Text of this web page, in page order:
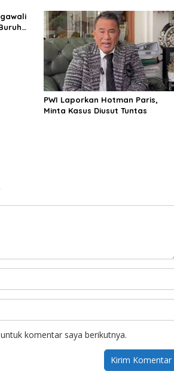
PWI Laporkan Hotman Paris,
Minta Kasus Diusut Tuntas
komentar saya berikutnya.